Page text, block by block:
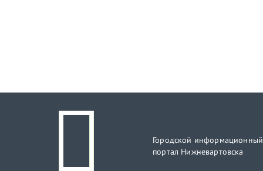
Городской информационный
портал Нижневартовска